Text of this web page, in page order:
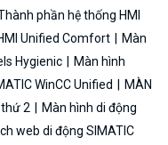
phần hệ thống HMI
Unified Comfort
Màn
Hygienic
Màn hình
WinCC Unified
MÀN
2
Màn hình di động
web di động SIMATIC